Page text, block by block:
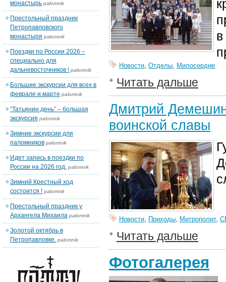
Новости, Отделы, Милосердие
Читать дальше
Дмитрий Демешин
воинской славы
Новости, Приходы, Митрополит,
Читать дальше
Фотогалерея
монастырь palomnik
Престольный праздник
Петропавловского
монастыря palomnik
Поездки по России 2026 –
специально для
дальневосточников ! palomnik
Большие экскурсии для всех в
феврале и марте palomnik
“Татьянин день” – большая
экскурсия palomnik
Зимние экскурсии для
паломников palomnik
Идет запись в поездки по
России на 2026 год. palomnik
Зимний Крестный ход
состоится ! palomnik
Престольный праздник у
Архангела Михаила palomnik
Золотой октябрь в
Петропавловке. palomnik